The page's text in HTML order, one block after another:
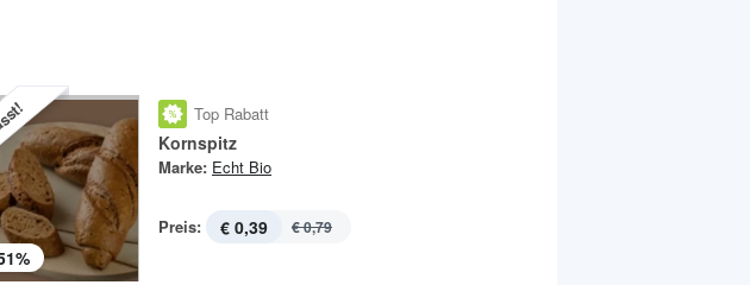
%
Top Rabatt
Kornspitz
Marke: Echt Bio
Preis: € 0,39 € 0,79